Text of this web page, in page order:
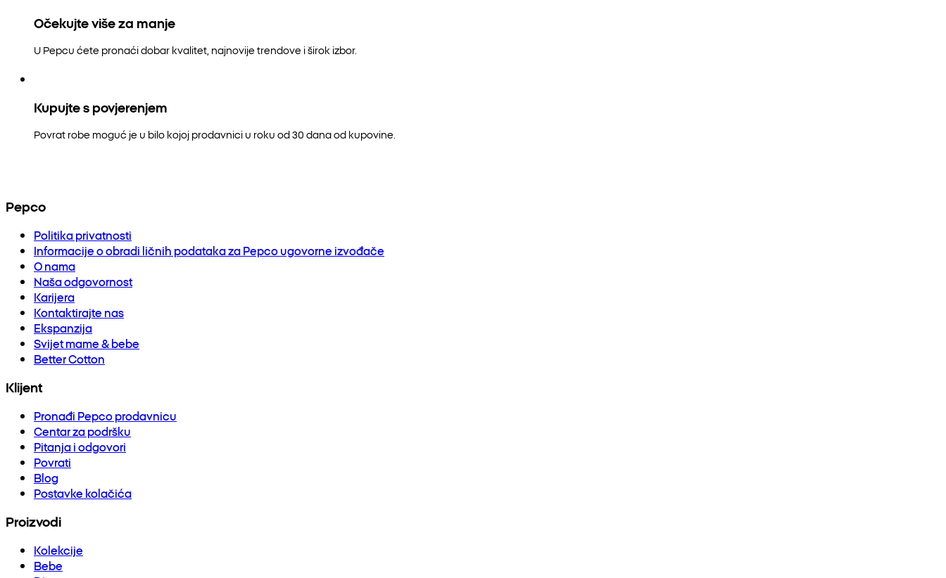
Očekujte više za manje
U Pepcu ćete pronaći dobar kvalitet, najnovije trendove i širok izbor.
Kupujte s povjerenjem
Povrat robe moguć je u bilo kojoj prodavnici u roku od 30 dana od kupovine.
Pepco
Politika privatnosti
Informacije o obradi ličnih podataka za Pepco ugovorne izvođače
O nama
Naša odgovornost
Karijera
Kontaktirajte nas
Ekspanzija
Svijet mame & bebe
Better Cotton
Klijent
Pronađi Pepco prodavnicu
Centar za podršku
Pitanja i odgovori
Povrati
Blog
Postavke kolačića
Proizvodi
Kolekcije
Bebe